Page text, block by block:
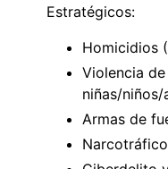
Estratégicos:
Homicidios
Violencia
niñas/
Armas de